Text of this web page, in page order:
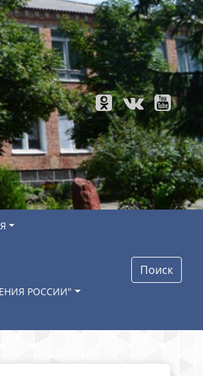
РОССИИ"
Поиск